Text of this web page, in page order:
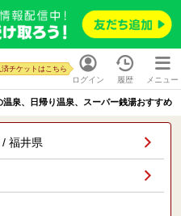
ログイン
済チケットはこちら
履歴 メニュー
泉、日帰り温泉、スーパー銭湯おすすめ
福井県